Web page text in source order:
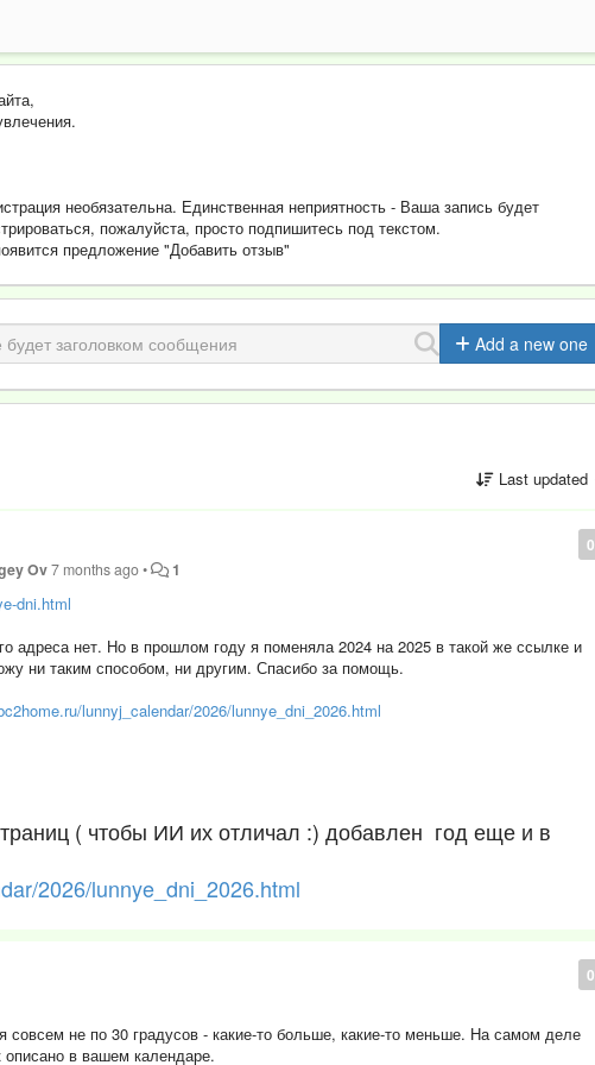
необязательна. Единственная неприятность - Ваша запись будет
пожалуйста, просто подпишитесь под текстом.
предложение "Добавить отзыв"
Add a new one
Last updated
0
Ov7 months ago• 1
dni.html
адреса нет. Но в прошлом году я поменяла 2024 на 2025 в такой же ссылке и
ни таким способом, ни другим. Спасибо за помощь.
lunnyj_calendar/2026/lunnye_dni_2026.html
( чтобы ИИ их отличал :) добавлен год еще и в
2026/lunnye_dni_2026.html
0
совсем не по 30 градусов - какие-то больше, какие-то меньше. На самом деле
в вашем календаре.